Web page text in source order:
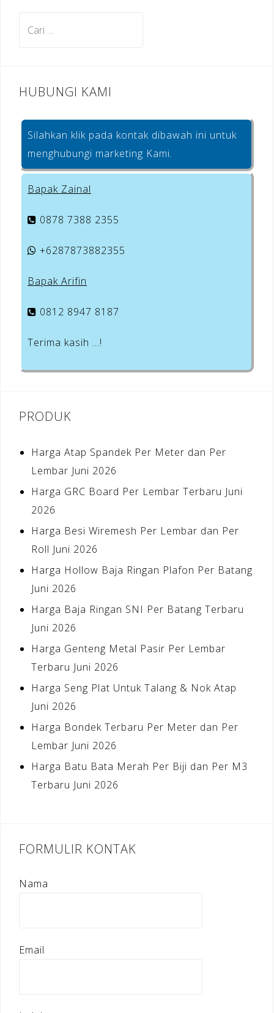
o
HUBUNGI KAMI
Silahkan klik pada kontak dibawah ini untuk
menghubungi marketing Kami.
Bapak Zainal
0878 7388 2355
+6287873882355
Bapak Arifin
0812 8947 8187
Terima kasih …!
PRODUK
Harga Atap Spandek Per Meter dan Per
Lembar Juni 2026
Harga GRC Board Per Lembar Terbaru Juni
2026
Harga Besi Wiremesh Per Lembar dan Per
Roll Juni 2026
Harga Hollow Baja Ringan Plafon Per Batang
Juni 2026
Harga Baja Ringan SNI Per Batang Terbaru
Juni 2026
Harga Genteng Metal Pasir Per Lembar
Terbaru Juni 2026
Harga Seng Plat Untuk Talang & Nok Atap
Juni 2026
Harga Bondek Terbaru Per Meter dan Per
Lembar Juni 2026
Harga Batu Bata Merah Per Biji dan Per M3
Terbaru Juni 2026
FORMULIR KONTAK
Nama
Email